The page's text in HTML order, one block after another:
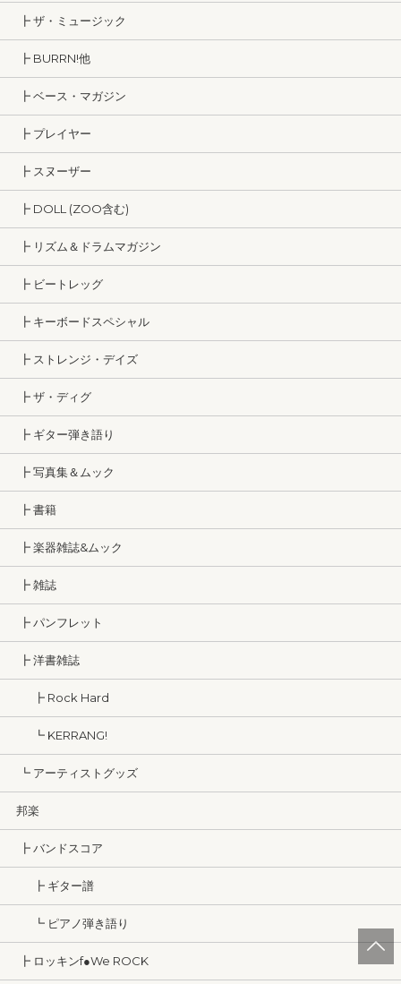
┣ ザ・ミュージック
┣ BURRN!他
┣ ベース・マガジン
┣ プレイヤー
┣ スヌーザー
┣ DOLL (ZOO含む)
┣ リズム＆ドラムマガジン
┣ ビートレッグ
┣ キーボードスペシャル
┣ ストレンジ・デイズ
┣ ザ・ディグ
┣ ギター弾き語り
┣ 写真集＆ムック
┣ 書籍
┣ 楽器雑誌&ムック
┣ 雑誌
┣ パンフレット
┣ 洋書雑誌
┣ Rock Hard
┗ KERRANG!
┗ アーティストグッズ
邦楽
┣ バンドスコア
┣ ギター譜
┗ ピアノ弾き語り
┣ ロッキンf●We ROCK